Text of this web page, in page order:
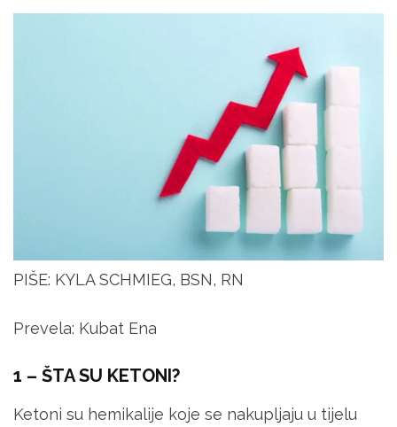
PIŠE: KYLA SCHMIEG, BSN, RN
Prevela: Kubat Ena
1 – ŠTA SU KETONI?
Ketoni su hemikalije koje se nakupljaju u tijelu